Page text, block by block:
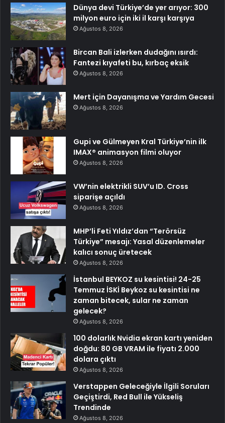
Dünya devi Türkiye’de yer arıyor: 300
milyon euro için iki il karşı karşıya
Ağustos 8, 2026
Bircan Bali izlerken dudağını ısırdı:
Fantezi kıyafeti bu, kırbaç eksik
Ağustos 8, 2026
Mert için Dayanışma ve Yardım Gecesi
Ağustos 8, 2026
Gupi ve Gülmeyen Kral Türkiye’nin ilk
IMAX® animasyon filmi oluyor
Ağustos 8, 2026
VW’nin elektrikli SUV’u ID. Cross
siparişe açıldı
Ağustos 8, 2026
MHP’li Feti Yıldız’dan “Terörsüz
Türkiye” mesajı: Yasal düzenlemeler
kalıcı sonuç üretecek
Ağustos 8, 2026
İstanbul BEYKOZ su kesintisi! 24-25
Temmuz İSKİ Beykoz su kesintisi ne
zaman bitecek, sular ne zaman
gelecek?
Ağustos 8, 2026
100 dolarlık Nvidia ekran kartı yeniden
doğdu: 80 GB VRAM ile fiyatı 2.000
dolara çıktı
Ağustos 8, 2026
Verstappen Geleceğiyle İlgili Soruları
Geçiştirdi, Red Bull ile Yükseliş
Trendinde
Ağustos 8, 2026